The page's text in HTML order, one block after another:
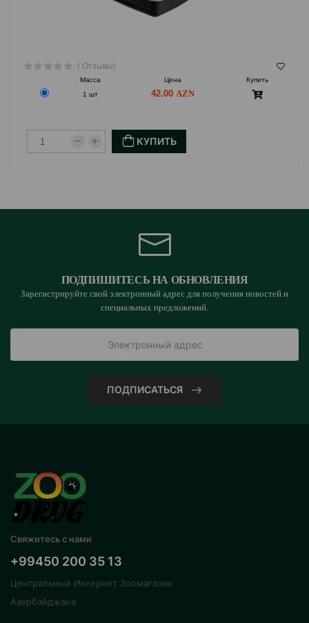
( Отзывы)
Масса Цена
Купить
1 шт
42.00
КУПИТЬ
ПОДПИШИТЕСЬ НА ОБНОВЛЕНИЯ
Зарегистрируйте свой электронный адрес для получения новостей и
специальных предложений.
ПОДПИСАТЬСЯ
Свяжитесь с нами
+99450 200 35 13
Центральный Интернет Зоомагазин
Азербайджана